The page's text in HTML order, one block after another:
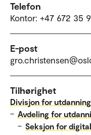
Telefon
Kontor: +47 672 35
E-post
Tilhørighet
Divisjon for utdanning
– Avdeling for
– Seksjon for